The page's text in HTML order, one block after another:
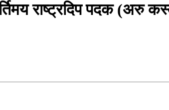
राष्ट्रदिप पदक (अरु